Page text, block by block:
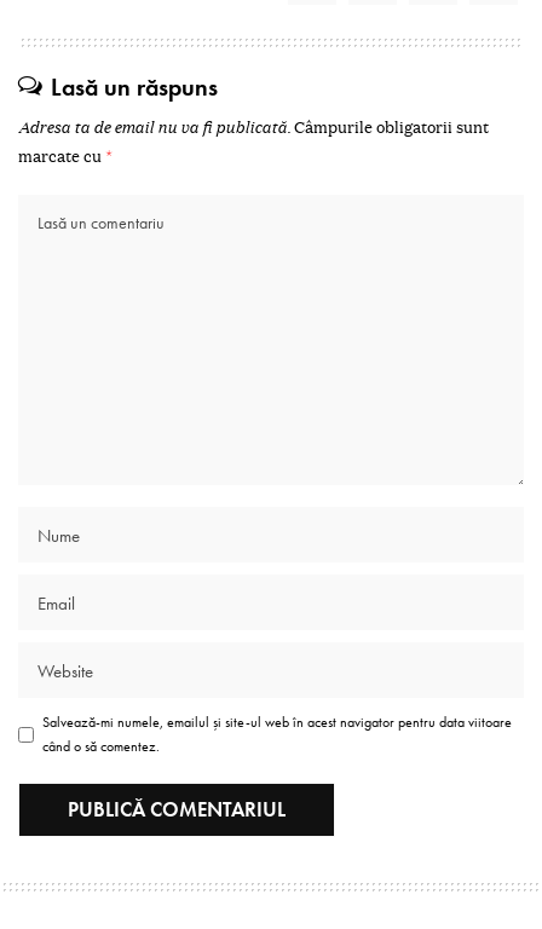
Lasă un răspuns
Adresa ta de email nu va fi publicată.Câmpurile obligatorii sunt
marcate cu *
Salvează-mi numele, emailul și site-ul web în acest navigator pentru data viitoare
când o să comentez.